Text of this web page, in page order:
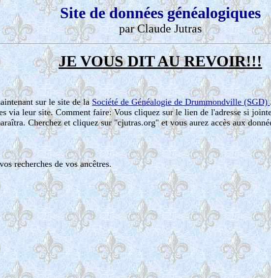
Site de données généalogiques
par Claude Jutras
JE VOUS DIT AU REVOIR!!!
sur le site de laSociété de Généalogie de Drummondville (SGD)
via leur site. Comment faire: Vous cliquez sur le lien de l'adresse si
Cherchez et cliquez sur "cjutras.org" et vous aurez accès aux
recherches de vos ancêtres.